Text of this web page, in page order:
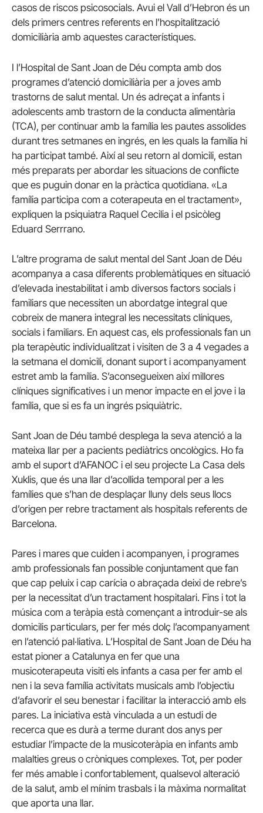
casos de riscos psicosocials. Avui el Vall d’Hebron és un
dels primers centres referents en l’hospitalització
domiciliària amb aquestes característiques.
I l’Hospital de Sant Joan de Déu compta amb dos
programes d’atenció domiciliària per a joves amb
trastorns de salut mental. Un és adreçat a infants i
adolescents amb trastorn de la conducta alimentària
(TCA), per continuar amb la família les pautes assolides
durant tres setmanes en ingrés, en les quals la família hi
ha participat també. Així al seu retorn al domicili, estan
més preparats per abordar les situacions de conflicte
que es puguin donar en la pràctica quotidiana. «La
família participa com a coterapeuta en el tractament»,
expliquen la psiquiatra Raquel Cecilia i el psicòleg
Eduard Serrrano.
L’altre programa de salut mental del Sant Joan de Déu
acompanya a casa diferents problemàtiques en situació
d’elevada inestabilitat i amb diversos factors socials i
familiars que necessiten un abordatge integral que
cobreix de manera integral les necessitats clíniques,
socials i familiars. En aquest cas, els professionals fan un
pla terapèutic individualitzat i visiten de 3 a 4 vegades a
la setmana el domicili, donant suport i acompanyament
estret amb la família. S’aconsegueixen així millores
clíniques significatives i un menor impacte en el jove i la
família, que si es fa un ingrés psiquiàtric.
Sant Joan de Déu també desplega la seva atenció a la
mateixa llar per a pacients pediàtrics oncològics. Ho fa
amb el suport d’AFANOC i el seu projecte La Casa dels
Xuklis, que és una llar d’acollida temporal per a les
famílies que s’han de desplaçar lluny dels seus llocs
d’origen per rebre tractament als hospitals referents de
Barcelona.
Pares i mares que cuiden i acompanyen, i programes
amb professionals fan possible conjuntament que fan
que cap peluix i cap carícia o abraçada deixi de rebre’s
per la necessitat d’un tractament hospitalari. Fins i tot la
música com a teràpia està començant a introduir-se als
domicilis particulars, per fer més dolç l’acompanyament
en l’atenció pal·liativa. L’Hospital de Sant Joan de Déu ha
estat pioner a Catalunya en fer que una
musicoterapeuta visiti els infants a casa per fer amb el
nen i la seva família activitats musicals amb l’objectiu
d’afavorir el seu benestar i facilitar la interacció amb els
pares. La iniciativa està vinculada a un estudi de
recerca que es durà a terme durant dos anys per
estudiar l’impacte de la musicoteràpia en infants amb
malalties greus o cròniques complexes. Tot, per poder
fer més amable i confortablement, qualsevol alteració
de la salut, amb el mínim trasbals i la màxima normalitat
que aporta una llar.